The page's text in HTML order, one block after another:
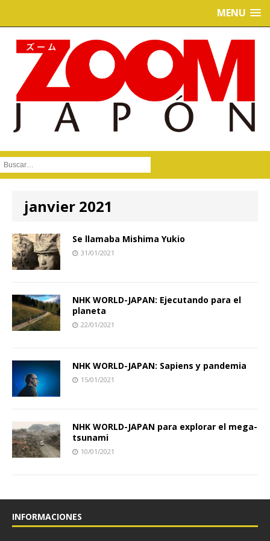
MENU
Buscar :
janvier 2021
Se llamaba Mishima Yukio
31/01/2021
NHK WORLD-JAPAN: Ejecutando para el
planeta
22/01/2021
NHK WORLD-JAPAN: Sapiens y pandemia
15/01/2021
NHK WORLD-JAPAN para explorar el mega-
tsunami
10/01/2021
INFORMACIONES